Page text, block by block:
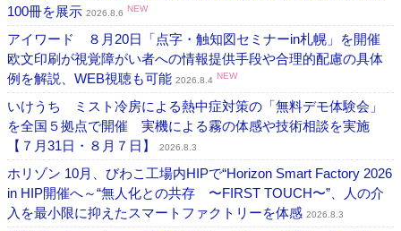
100冊を展示 2026.8.6 NEW
アイワード ８月20日「点字・触知図セミナーin札幌」を開催
欧文印刷が視覚障がい者への情報提供手段や合理的配慮の具体
例を解説、WEB視聴も可能 2026.8.4 NEW
いけうち ミスト冷房による熱中症対策の「無料デモ体験会」
を全国５拠点で開催 実機による霧の体感や技術相談を実施
【７月31日・８月７日】
2026.8.3
ホリゾン 10月、びわこ工場内HIPで“Horizon Smart Factory 2026
in HIP開催へ～“無人化との共存 〜FIRST TOUCH〜”、人の介
入を最小限に抑えたスマートファクトリーを体感 2026.8.3